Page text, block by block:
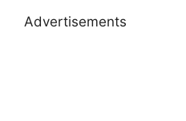
Advertisements